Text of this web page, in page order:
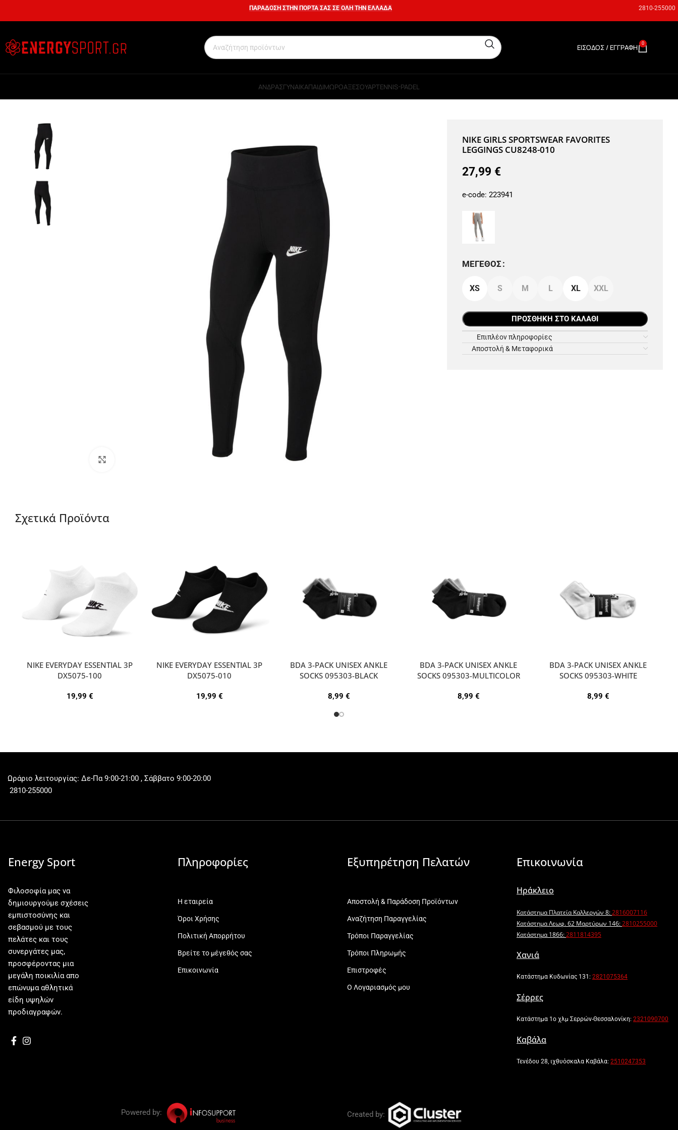
ΠΑΡΑΔΟΣΗ ΣΤΗΝ ΠΟΡΤΑ ΣΑΣ ΣΕ ΟΛΗ ΤΗΝ ΕΛΛΑΔΑ 2810-255000
ΕΊΣΟΔΟΣ / ΕΓΓΡΑΦΉ 0
ΑΝΔΡΑΣΓΥΝΑΙΚΑΠΑΙΔΙΜΩΡΟΑΞΕΣΟΥΑΡTENNIS-PADEL
NIKE GIRLS SPORTSWEAR FAVORITES
LEGGINGS CU8248-010
27,99 €
e-code: 223941
ΜΈΓΕΘΟΣ
XS S M L XL XXL
ΠΡΟΣΘΉΚΗ ΣΤΟ ΚΑΛΆΘΙ
Επιπλέον πληροφορίες
Αποστολή & Μεταφορικά
Σχετικά Προϊόντα
NIKE EVERYDAY ESSENTIAL 3P
DX5075-100
19,99 €
NIKE EVERYDAY ESSENTIAL 3P
DX5075-010
19,99 €
BDA 3-PACK UNISEX ANKLE
SOCKS 095303-BLACK
8,99 €
ΒDA 3-PACK UNISEX ANKLE
SOCKS 095303-MULTICOLOR
8,99 €
BDA 3-PACK UNISEX ANKLE
SOCKS 095303-WHITE
8,99 €
Ωράριο λειτουργίας: Δε-Πα 9:00-21:00 , Σάββατο 9:00-20:00
2810-255000
Energy Sport
Φιλοσοφία μας να
δημιουργούμε σχέσεις
εμπιστοσύνης και
σεβασμού με τους
πελάτες και τους
συνεργάτες μας,
προσφέροντας μια
μεγάλη ποικιλία απο
επώνυμα αθλητικά
είδη υψηλών
προδιαγραφών.
Πληροφορίες
Η εταιρεία
Όροι Χρήσης
Πολιτική Απορρήτου
Βρείτε το μέγεθός σας
Επικοινωνία
Εξυπηρέτηση Πελατών
Αποστολή & Παράδοση Προϊόντων
Αναζήτηση Παραγγελίας
Τρόποι Παραγγελίας
Τρόποι Πληρωμής
Επιστροφές
Ο Λογαριασμός μου
Επικοινωνία
Ηράκλειο
Κατάστημα Πλατεία Καλλεργών 8:2816007116
Κατάστημα Λεωφ. 62 Μαρτύρων 146:2810255000
Κατάστημα 1866:2811814395
Χανιά
Κατάστημα Κυδωνίας 131: 2821075364
Σέρρες
Κατάστημα 1ο χλμ Σερρών-Θεσσαλονίκη: 2321090700
Καβάλα
Τενέδου 28, ιχθυόσκαλα Καβάλα: 2510247353
Powered by: Created by: